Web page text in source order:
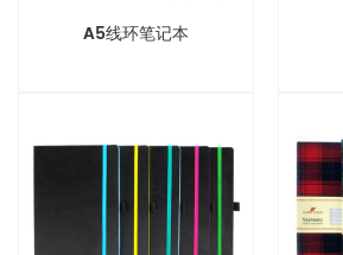
A5线环笔记本